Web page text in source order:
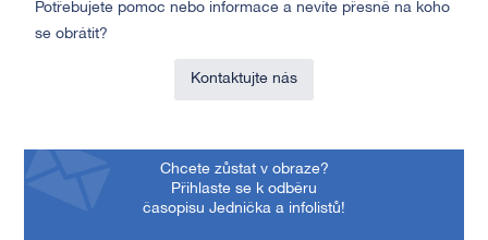
Potřebujete pomoc nebo informace a nevíte přesně na koho
se obrátit?
Kontaktujte nás
Chcete zůstat v obraze?
Přihlaste se k odběru
časopisu Jednička a infolistů!